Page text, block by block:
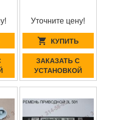
Уточните цену!
КУПИТЬ
ЗАКАЗАТЬ С
УСТАНОВКОЙ